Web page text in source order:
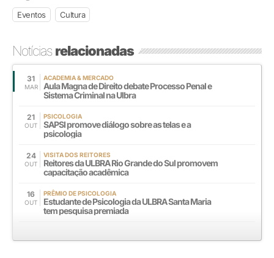
Eventos Cultura
Notíciasrelacionadas
31
MAR
ACADEMIA & MERCADO
Aula Magna de Direito debate Processo Penal e
Sistema Criminal na Ulbra
21
OUT
PSICOLOGIA
SAPSI promove diálogo sobre as telas e a
psicologia
24
OUT
VISITA DOS REITORES
Reitores da ULBRA Rio Grande do Sul promovem
capacitação acadêmica
16
OUT
PRÊMIO DE PSICOLOGIA
Estudante de Psicologia da ULBRA Santa Maria
tem pesquisa premiada